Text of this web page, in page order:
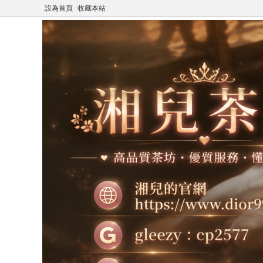
設為首頁 收藏本站